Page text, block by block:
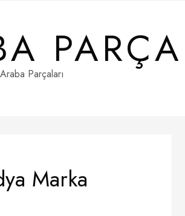
Parçaları
Marka